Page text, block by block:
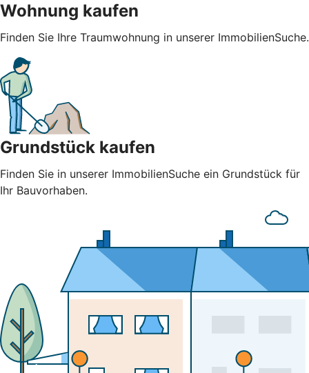
Wohnung kaufen
Finden Sie Ihre Traumwohnung in unserer ImmobilienSuche.
Grundstück kaufen
Finden Sie in unserer ImmobilienSuche ein Grundstück für
Ihr Bauvorhaben.